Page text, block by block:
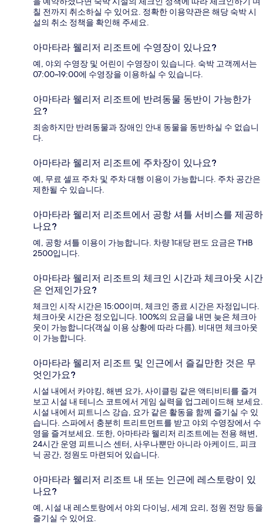
칠 전까지 취소하실 수 있어요. 정확한 이용약관은 해당 숙박 시
설의 취소 정책을 확인해 주세요.
아마타라 웰리저 리조트에 수영장이 있나요?
예, 야외 수영장 및 어린이 수영장이 있습니다. 숙박 고객께서는
07:00~19:00에 수영장을 이용하실 수 있습니다.
아마타라 웰리저 리조트에 반려동물 동반이 가능한가
요?
죄송하지만 반려동물과 장애인 안내 동물을 동반하실 수 없습니
다.
아마타라 웰리저 리조트에 주차장이 있나요?
예, 무료 셀프 주차 및 주차 대행 이용이 가능합니다. 주차 공간은
제한될 수 있습니다.
아마타라 웰리저 리조트에서 공항 셔틀 서비스를 제공하
나요?
예, 공항 셔틀 이용이 가능합니다. 차량 1대당 편도 요금은 THB
2500입니다.
아마타라 웰리저 리조트의 체크인 시간과 체크아웃 시간
은 언제인가요?
체크인 시작 시간은 15:00이며, 체크인 종료 시간은 자정입니다.
체크아웃 시간은 정오입니다. 100%의 요금을 내면 늦은 체크아
웃이 가능합니다(객실 이용 상황에 따라 다름). 비대면 체크아웃
이 가능합니다.
아마타라 웰리저 리조트 및 인근에서 즐길만한 것은 무
엇인가요?
시설 내에서 카야킹, 해변 요가, 사이클링 같은 액티비티를 즐겨
보고 시설 내 테니스 코트에서 게임 실력을 업그레이드해 보세요.
시설 내에서 피트니스 강습, 요가 같은 활동을 함께 즐기실 수 있
습니다. 스파에서 충분히 트리트먼트를 받고 야외 수영장에서 수
영을 즐겨보세요. 또한, 아마타라 웰리저 리조트에는 전용 해변,
24시간 운영 피트니스 센터, 사우나뿐만 아니라 아케이드, 피크
닉 공간, 정원도 마련되어 있습니다.
아마타라 웰리저 리조트 내 또는 인근에 레스토랑이 있
나요?
예, 시설 내 레스토랑에서 야외 다이닝, 세계 요리, 정원 전망 등을
즐기실 수 있어요.